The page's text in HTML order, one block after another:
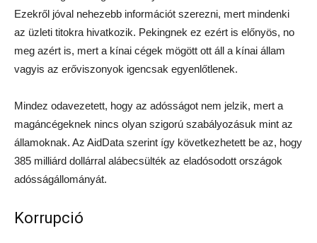
Ezekről jóval nehezebb információt szerezni, mert mindenki
az üzleti titokra hivatkozik. Pekingnek ez ezért is előnyös, no
meg azért is, mert a kínai cégek mögött ott áll a kínai állam
vagyis az erőviszonyok igencsak egyenlőtlenek.
Mindez odavezetett, hogy az adósságot nem jelzik, mert a
magáncégeknek nincs olyan szigorú szabályozásuk mint az
államoknak. Az AidData szerint így következhetett be az, hogy
385 milliárd dollárral alábecsülték az eladósodott országok
adósságállományát.
Korrupció